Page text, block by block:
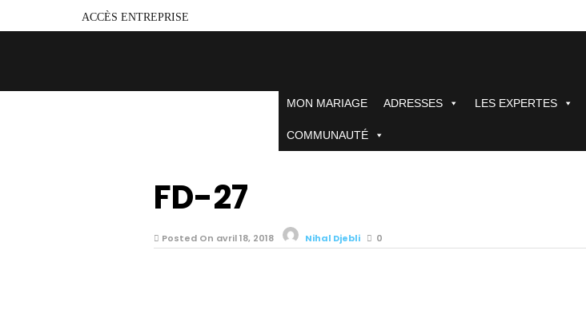
ACCÈS ENTREPRISE
MON MARIAGE ADRESSES LES EXPERTES
COMMUNAUTÉ
FD-27
Posted On avril 18, 2018 Nihal Djebli 0